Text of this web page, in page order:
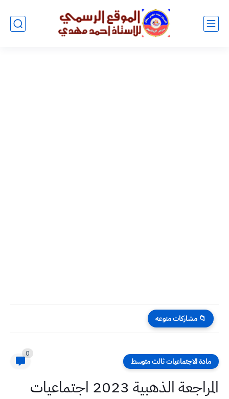
📁 مشاركات منوعه
مادة الاجتماعيات ثالث متوسط
0
المراجعة الذهبية 2023 اجتماعيات